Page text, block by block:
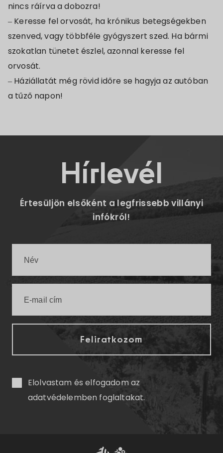
nincs ráírva a dobozra!
– Keresse fel orvosát, ha krónikus betegségekben
szenved, vagy többféle gyógyszert szed. Ha bármi
szokatlan tünetet észlel, azonnal keresse fel
orvosát.
– Háziállatát még rövid időre se hagyja az autóban
a tűző napon!
Hírlevél
Értesüljön elsőként a legfrissebb villányi
infókról!
Elolvastam és elfogadom az
adatvédelemben foglaltakat.